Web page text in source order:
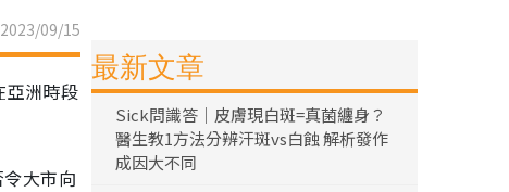
09/15
亞洲時段
大市向
最新文章
Sick問識答｜皮膚現白斑=真菌纏身？
醫生教1方法分辨汗斑vs白蝕 解析發作
成因大不同